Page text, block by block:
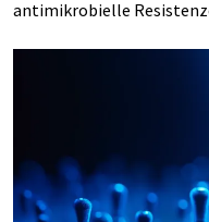
antimikrobielle